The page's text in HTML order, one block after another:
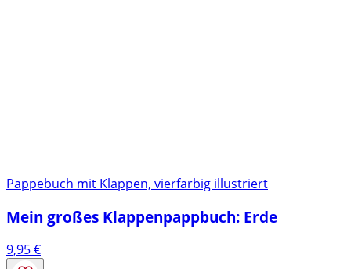
Pappebuch mit Klappen, vierfarbig illustriert
Mein großes Klappenpappbuch: Erde
9,95€